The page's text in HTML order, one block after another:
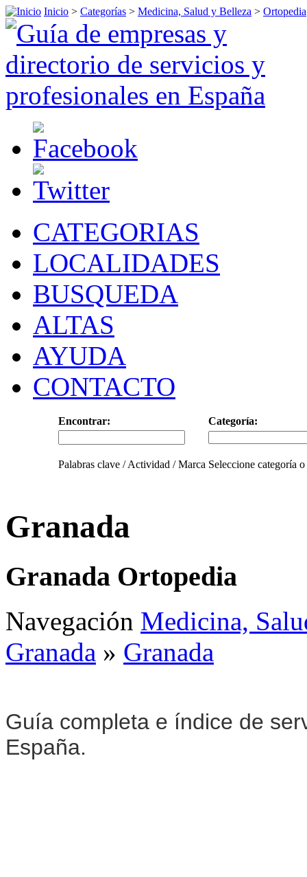
Inicio > Categorías > Medicina, Salud y Belleza > Ortopedia
CATEGORIAS
LOCALIDADES
BUSQUEDA
ALTAS
AYUDA
CONTACTO
Encontrar: Categoría:
Palabras clave / Actividad / Marca Seleccione categoría
Granada
Granada Ortopedia
Navegación Medicina,
Granada » Granada
Guía completa e índice de
España.